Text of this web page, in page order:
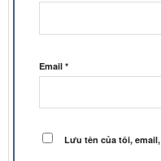
Email *
Lưu tên của tôi,